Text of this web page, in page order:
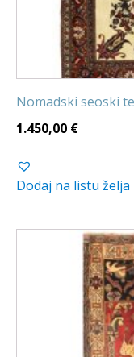
Nomadski seoski
1.450,00 €
Dodaj na listu želja